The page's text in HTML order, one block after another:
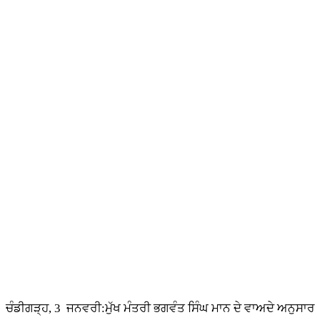
ਚੰਡੀਗੜ੍ਹ, 3 ਜਨਵਰੀ:ਮੁੱਖ ਮੰਤਰੀ ਭਗਵੰਤ ਸਿੰਘ ਮਾਨ ਦੇ ਵਾਅਦੇ